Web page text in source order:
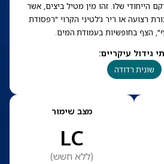
הייחודי שלו. זהו מין מטיל ביצים, אשר
רצועה או ריר ג’לטיני הקרוי "רפסודת
הצף בחופשיות בעמודת המים.
גידול עיקריים:
שונית רדודה
מצב שימור
LC
(ללא חשש)